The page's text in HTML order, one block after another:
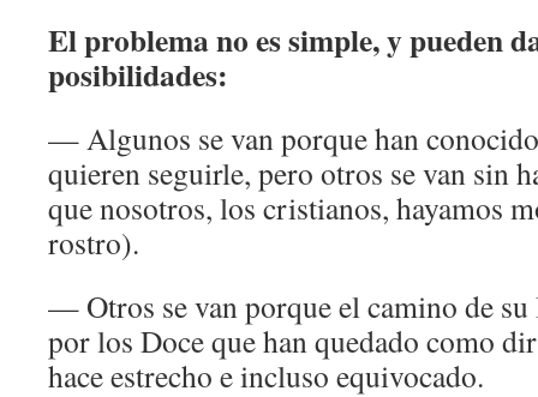
El problema no es simple, y pueden
posibilidades:
— Algunos se van porque han
quieren seguirle, pero otros se van sin
que nosotros, los cristianos, hayamos
rostro).
— Otros se van porque el camino de su
por los Doce que han quedado como
hace estrecho e incluso equivocado.